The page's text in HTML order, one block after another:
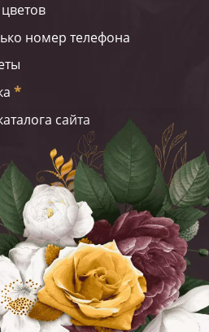
номер телефона
*
сайта